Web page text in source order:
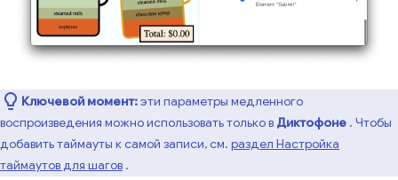
Ключевой момент:эти параметры медленного
воспроизведения можно использовать только в Диктофоне . Чтобы
добавить таймауты к самой записи, см. раздел Настройка
таймаутов для шагов .